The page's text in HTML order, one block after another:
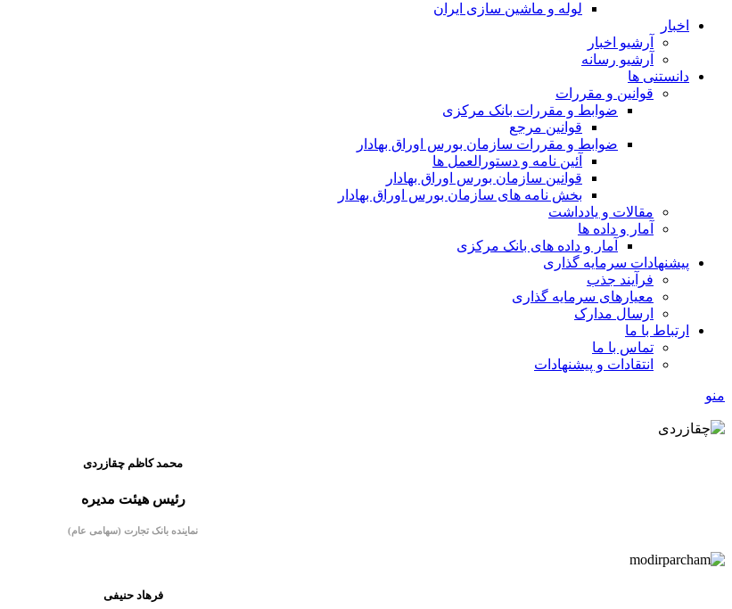
لوله و ماشین سازی ایران
اخبار
آرشیو اخبار
آرشیو رسانه
دانستنی ها
قوانین و مقررات
ضوابط و مقررات بانک مرکزی
قوانين مرجع
ضوابط و مقررات سازمان بورس اوراق بهادار
آئین نامه و دستورالعمل ها
قوانین سازمان بورس اوراق بهادار
بخش نامه های سازمان بورس اوراق بهادار
مقالات و یادداشت
آمار و داده ها
آمار و داده های بانک مرکزی
پیشنهادات سرمایه گذاری
فرآیند جذب
معیارهای سرمایه گذاری
ارسال مدارک
ارتباط با ما
تماس با ما
انتقادات و پیشنهادات
منو
محمد کاظم چقازردی
رئیس هیئت مديره
نماینده بانک تجارت (سهامی عام)
فرهاد حنیفی